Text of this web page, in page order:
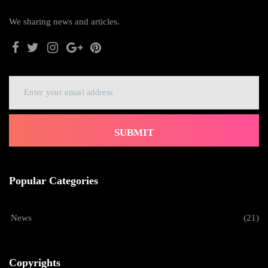
We sharing news and articles.
SUBMIT
Popular Categories
News (21)
Copyrights